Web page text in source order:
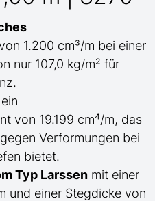
1.200 cm³/m bei einer
nur 107,0 kg/m² für
von 19.199 cm⁴/m, das
Verformungen bei
bietet.
Typ Larssen mit einer
und einer Stegdicke von